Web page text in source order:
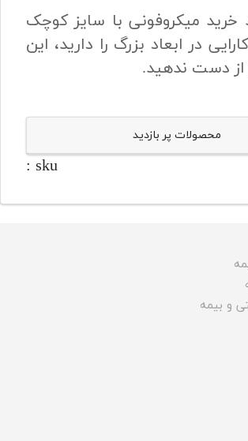
خرید میکروفونی با سایز کوچک
در ابعاد بزرگ را دارید، این
از دست ندهید.
محصولات پر بازدید
sku :
و بیمه